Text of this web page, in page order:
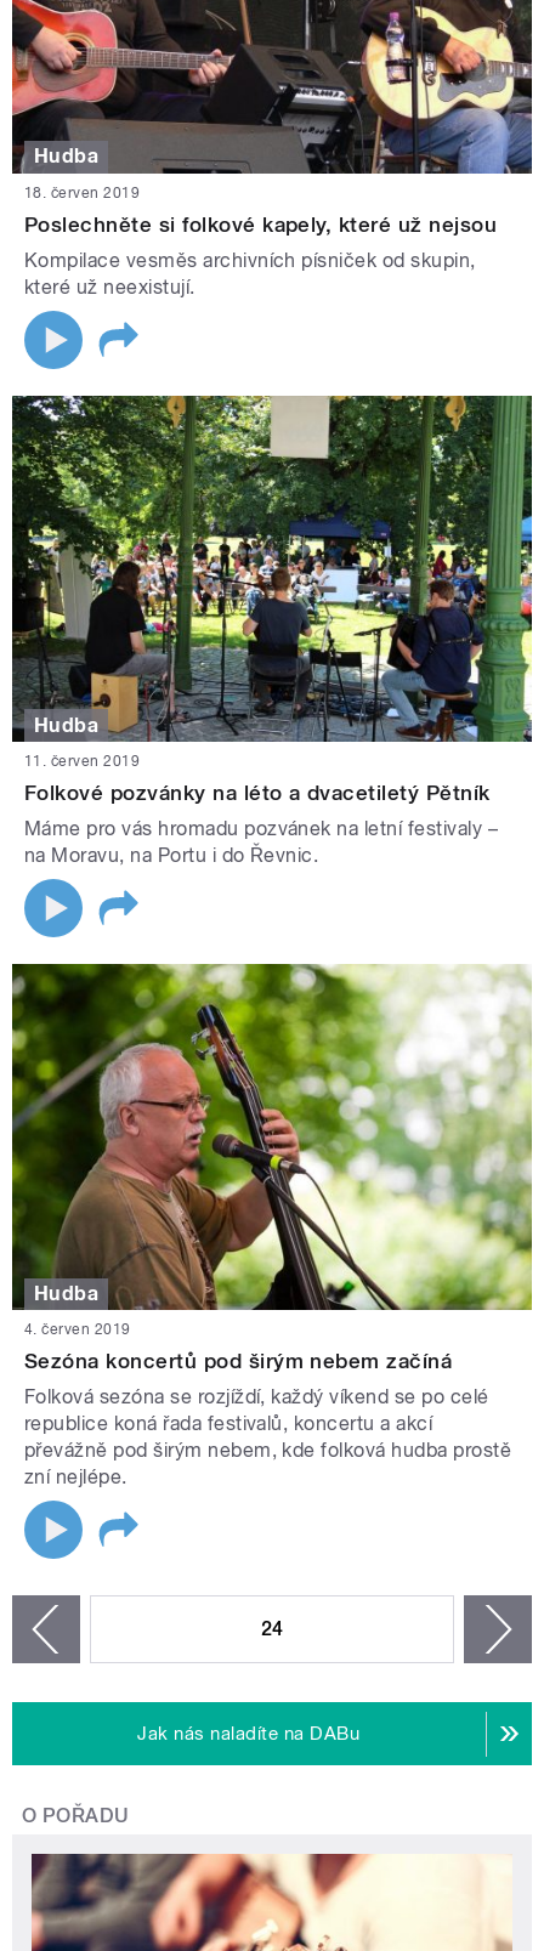
Hudba
18. červen 2019
Poslechněte si folkové kapely, které už nejsou
Kompilace vesměs archivních písniček od skupin,
které už neexistují.
Hudba
11. červen 2019
Folkové pozvánky na léto a dvacetiletý Pětník
Máme pro vás hromadu pozvánek na letní festivaly –
na Moravu, na Portu i do Řevnic.
Hudba
4. červen 2019
Sezóna koncertů pod širým nebem začíná
Folková sezóna se rozjíždí, každý víkend se po celé
republice koná řada festivalů, koncertu a akcí
převážně pod širým nebem, kde folková hudba prostě
zní nejlépe.
24
Jak nás naladíte na DABu
O POŘADU